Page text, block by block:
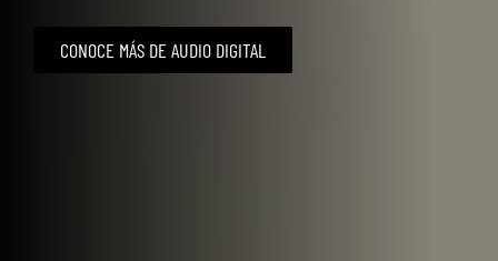
CONOCE MÁS DE AUDIO DIGITAL